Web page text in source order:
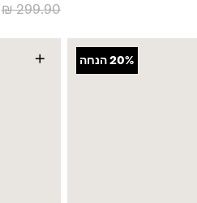
₪299.90
20%הנחה +